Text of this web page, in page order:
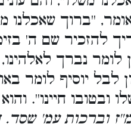
''ברוך שאכלנו
להזכיר שם ה'
לומר נברך
לבל יוסיף לומר
ובטובו חיינו''.
וברכות עמ'